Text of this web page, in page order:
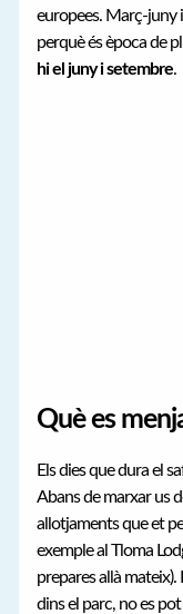
europees. Març-juny
perquè és època de
hi el juny i setembre.
Què es
Els dies que dura el
Abans de marxar us
allotjaments que et
exemple al Tloma
prepares allà
dins el parc, no es